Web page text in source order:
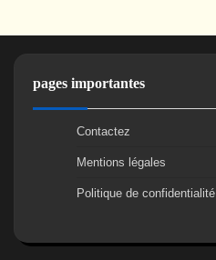
pages importantes
Contactez
Mentions légales
Politique de confidentialité